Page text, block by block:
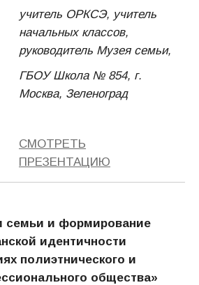
учитель ОРКСЭ, учитель
начальных классов,
руководитель Музея семьи,
ГБОУ Школа № 854, г.
Москва, Зеленоград
СМОТРЕТЬ
ПРЕЗЕНТАЦИЮ
семьи и формирование
идентичности
полиэтнического и
общества»